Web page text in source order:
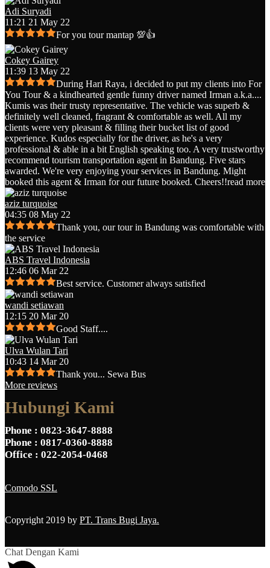
Adi Suryadi
11:21 21 May 22
For you tour mantap 💯👍
Cokey Gairey
11:39 13 May 22
During Hari Raya, i decided to put my clients into For
You Tour & a kindhearted gentle funny driver named Irman a.k.a....
Kumis was their trusty representative. The vehicle was superb &
definitely well cleaned, fragrant & comfortable as well. All my
clients were very pleasant & filling their bucket list of good
experience. Kudos especially for the driver, as he's a very
professional & able in a bit English speaking too. A very trustworthy
recommend tourism transportation agent in Bandung. Five stars
awarded. We're very enjoying your services in Bandung. Might
booked this agent & Irman for our future booked. Cheers!!read more
aziz turquoise
04:35 08 May 22
Thank you, our tour in Bandung was comfortable with
the service
ABS Travel Indonesia
12:46 06 Mar 22
Best service. Customer always satisfied
wandi setiawan
12:15 20 Mar 20
Good Staff....
Ulva Wulan Tari
10:43 14 Mar 20
Thank you... Sewa Bus
More reviews
Hubungi Kami
Phone : 0823-3647-8888
Phone : 0817-0360-8888
Office : 022-2054-0468
Comodo SSL
Copyright 2019 by PT. Trans Bugi Jaya.
Chat Dengan Kami